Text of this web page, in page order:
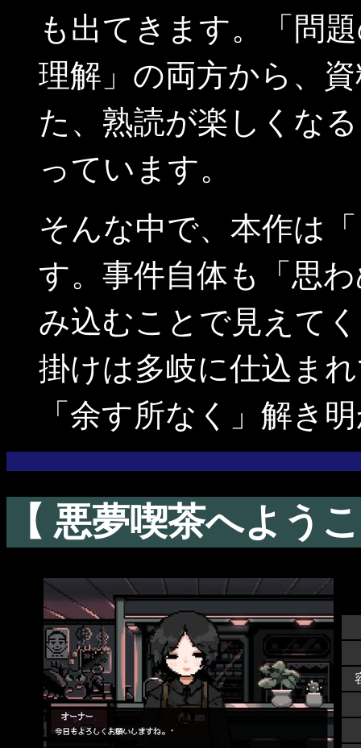
も出てきます。「問
理解」の両方から、
た、熟読が楽しくな
っています。
そんな中で、本作は
す。事件自体も「思
み込むことで見えて
掛けは多岐に仕込ま
「余す所なく」解き
【 悪夢喫茶へよう